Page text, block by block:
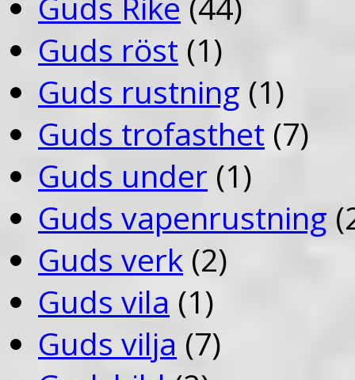
Guds röst (1)
Guds rustning (1)
Guds trofasthet (7)
Guds under (1)
Guds vapenrustning
Guds verk (2)
Guds vila (1)
Guds vilja (7)